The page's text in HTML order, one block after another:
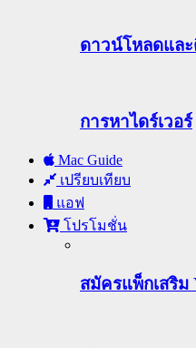
ดาวน์โหลดและ
การหาไดร์เวอร์
Mac Guide
เปรียบเทียบ
แอฟ
โปรโมชั่น
สมัครแพ็กเสริ